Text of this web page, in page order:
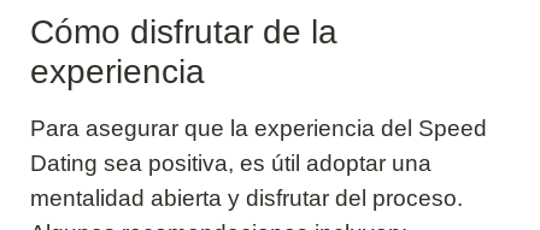
Cómo disfrutar de la
experiencia
Para asegurar que la experiencia del Speed
Dating sea positiva, es útil adoptar una
mentalidad abierta y disfrutar del proceso.